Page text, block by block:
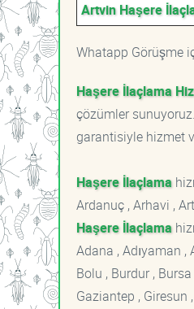
Artvin Haşere
Whatapp Görüşme
Haşere İlaçlama
çözümler
garantisiyle hizmet
Haşere İlaçlama
Ardanuç , Arhavi ,
Haşere İlaçlama
Adana , Adıyaman ,
Bolu , Burdur , Bursa
Gaziantep , Giresun